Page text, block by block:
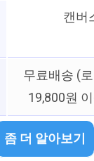
캔버
무료배송 (
19,800원
좀 더 알아보기